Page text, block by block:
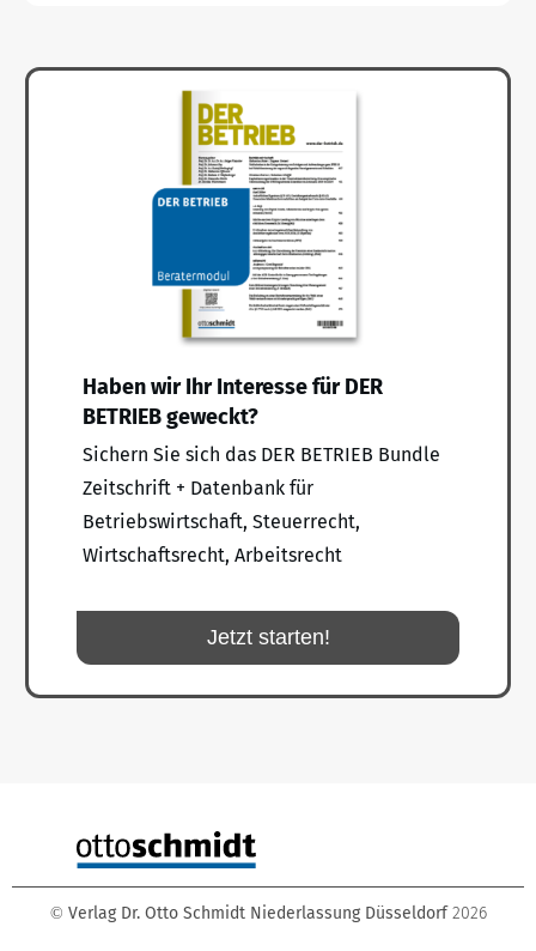
Haben wir Ihr Interesse für DER
BETRIEB geweckt?
Sichern Sie sich das DER BETRIEB Bundle
Zeitschrift + Datenbank für
Betriebswirtschaft, Steuerrecht,
Wirtschaftsrecht, Arbeitsrecht
Jetzt starten!
© Verlag Dr. Otto Schmidt Niederlassung Düsseldorf 2026